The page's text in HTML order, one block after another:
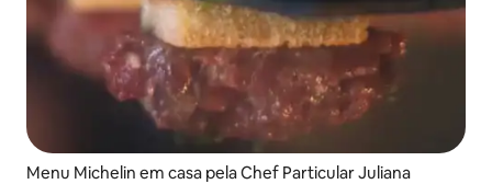
Menu Michelin em casa pela Chef Particular Juliana